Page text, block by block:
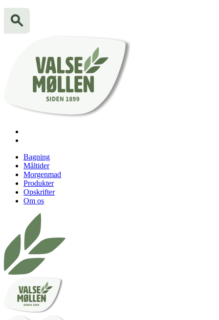
Bagning
Måltider
Morgenmad
Produkter
Opskrifter
Om os